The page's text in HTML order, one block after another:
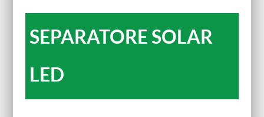
SEPARATORE SOLAR
LED